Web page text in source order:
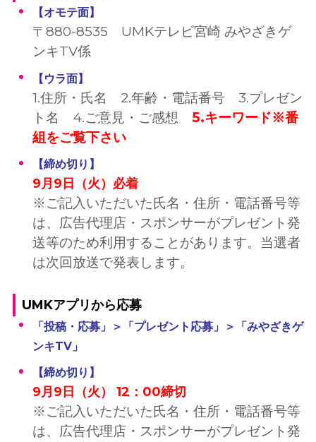
【オモテ面】
〒880-8535 UMKテレビ宮崎 みやざきゲ
ンキTV係
【ウラ面】
1.住所・氏名 2.年齢・電話番号 3.プレゼン
ト名 4.ご意見・ご感想5.キーワード※番
組をご覧下さい
【締め切り】
9月9日（火）必着
※ご記入いただいた氏名・住所・電話番号等
は、広告代理店・スポンサーがプレゼント発
送等のため利用することがあります。当選者
は次回放送で発表します。
UMKアプリから応募
「投稿・応募」＞「プレゼント応募」＞「みやざきゲ
ンキTV」
【締め切り】
9月9日（火） 12：00締切
※ご記入いただいた氏名・住所・電話番号等
は、広告代理店・スポンサーがプレゼント発